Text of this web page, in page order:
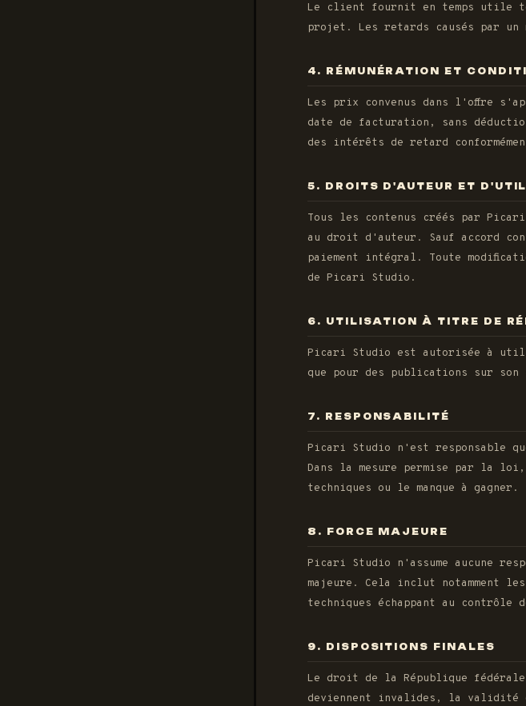
Le client fournit en temps utile
projet. Les retards causés par un
4. RÉMUNÉRATION ET
Les prix convenus dans l'offre
date de facturation, sans
des intérêts de retard
5. DROITS D'AUTEUR ET
Tous les contenus créés par
au droit d'auteur. Sauf accord
paiement intégral. Toute
de Picari Studio.
6. UTILISATION À TITRE DE
Picari Studio est autorisée à
que pour des publications sur
7. RESPONSABILITÉ
Picari Studio n'est responsable
Dans la mesure permise par la
techniques ou le manque à gagner.
8. FORCE MAJEURE
Picari Studio n'assume aucune
majeure. Cela inclut notamment
techniques échappant au contrôle
9. DISPOSITIONS FINALES
Le droit de la République
deviennent invalides, la validité